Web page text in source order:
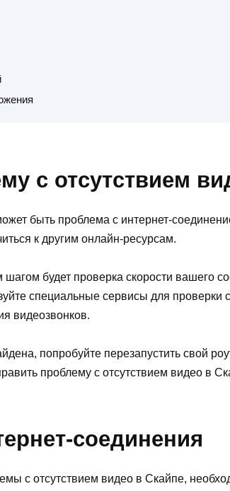
с отсутствием
быть проблема с интернет-
к другим онлайн-ресурсам.
шагом будет проверка скорости вашего
специальные сервисы для проверки
видеозвонков.
попробуйте перезапустить свой
проблему с отсутствием видео в
соединения
с отсутствием видео в Скайпе,